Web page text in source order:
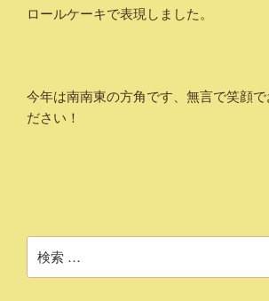
ロールケーキで表現しました。
今年は南南東の方角です、無言で笑顔で
ださい！
索: